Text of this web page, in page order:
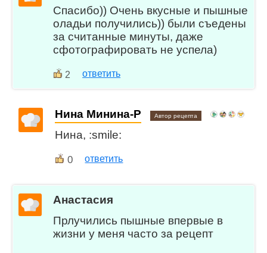
Спасибо)) Очень вкусные и пышные
оладьи получились)) были съедены
за считанные минуты, даже
сфотографировать не успела)
2 ответить
Нина Минина-Р Автор рецепта
Нина, :smile:
0 ответить
Анастасия
Прлучились пышные впервые в
жизни у меня часто за рецепт